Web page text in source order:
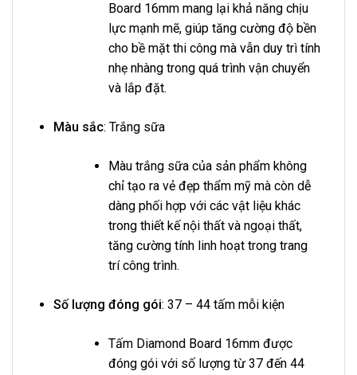
Board 16mm mang lại khả năng chịu
lực mạnh mẽ, giúp tăng cường độ bền
cho bề mặt thi công mà vẫn duy trì tính
nhẹ nhàng trong quá trình vận chuyển
và lắp đặt.
Màu sắc: Trắng sữa
Màu trắng sữa của sản phẩm không
chỉ tạo ra vẻ đẹp thẩm mỹ mà còn dễ
dàng phối hợp với các vật liệu khác
trong thiết kế nội thất và ngoại thất,
tăng cường tính linh hoạt trong trang
trí công trình.
Số lượng đóng gói: 37 – 44 tấm mỗi kiện
Tấm Diamond Board 16mm được
đóng gói với số lượng từ 37 đến 44